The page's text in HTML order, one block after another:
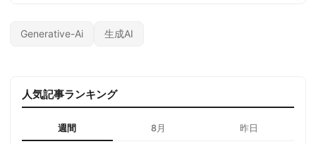
Generative-Ai 生成AI
人気記事ランキング
週間 8月 昨日